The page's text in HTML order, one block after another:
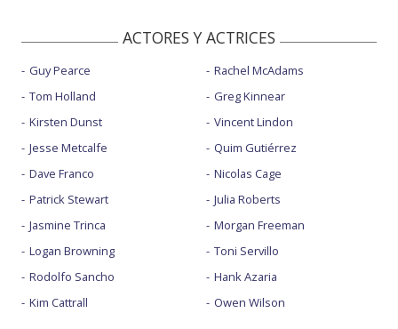
ACTORES Y ACTRICES
Guy Pearce
Tom Holland
Kirsten Dunst
Jesse Metcalfe
Dave Franco
Patrick Stewart
Jasmine Trinca
Logan Browning
Rodolfo Sancho
Kim Cattrall
Rachel McAdams
Greg Kinnear
Vincent Lindon
Quim Gutiérrez
Nicolas Cage
Julia Roberts
Morgan Freeman
Toni Servillo
Hank Azaria
Owen Wilson